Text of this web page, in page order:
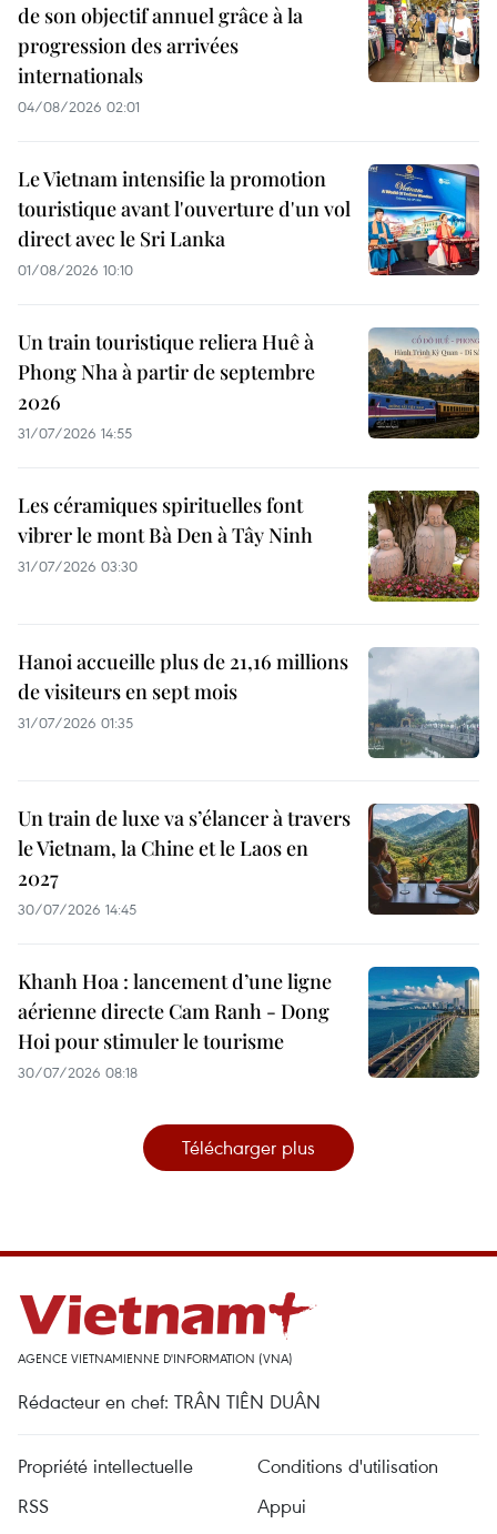
de son objectif annuel grâce à la
progression des arrivées
internationals
04/08/2026 02:01
Le Vietnam intensifie la promotion
touristique avant l'ouverture d'un vol
direct avec le Sri Lanka
01/08/2026 10:10
Un train touristique reliera Huê à
Phong Nha à partir de septembre
2026
31/07/2026 14:55
Les céramiques spirituelles font
vibrer le mont Bà Den à Tây Ninh
31/07/2026 03:30
Hanoi accueille plus de 21,16 millions
de visiteurs en sept mois ​
31/07/2026 01:35
Un train de luxe va s’élancer à travers
le Vietnam, la Chine et le Laos en
2027
30/07/2026 14:45
Khanh Hoa : lancement d’une ligne
aérienne directe Cam Ranh - Dong
Hoi pour stimuler le tourisme
30/07/2026 08:18
Télécharger plus
AGENCE VIETNAMIENNE D'INFORMATION (VNA)
Rédacteur en chef: TRÂN TIÊN DUÂN
Propriété intellectuelle
Conditions d'utilisation
RSS
Appui